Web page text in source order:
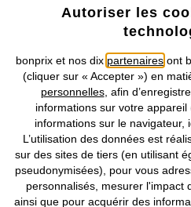
Retrouvez
Prix indiqués TVA comprise avec
CGV Données personnelles
Mentions légales
Autoriser les
bonprix et nos dix partenaires ont
(cliquer sur « Accepter ») en
personnelles, afin
informations sur votre appareil
informations sur le navigateur,
L’utilisation des données est
sur des sites de tiers (en utilisant
pseudonymisées), pour vous
personnalisés, mesurer l'impact
ainsi que pour acquérir des